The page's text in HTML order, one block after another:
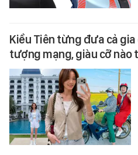
Kiều Tiên từng đưa cả
tượng mạng, giàu cỡ nào